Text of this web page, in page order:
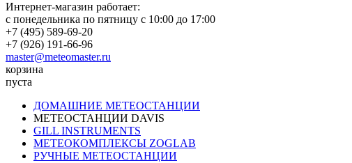
Интернет-магазин работает:
с понедельника по пятницу с 10:00 до 17:00
+7 (495) 589-69-20
+7 (926) 191-66-96
master@meteomaster.ru
корзина
пуста
ДОМАШНИЕ МЕТЕОСТАНЦИИ
МЕТЕОСТАНЦИИ DAVIS
GILL INSTRUMENTS
МЕТЕОКОМПЛЕКСЫ ZOGLAB
РУЧНЫЕ МЕТЕОСТАНЦИИ